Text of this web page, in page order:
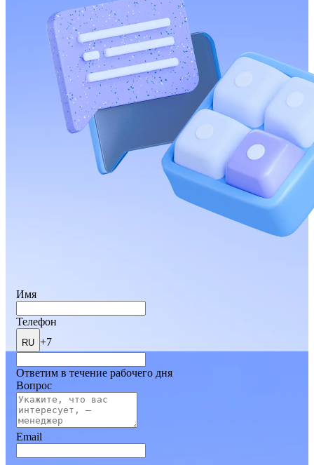
Имя
Телефон
RU +7
Ответим в течение рабочего дня
Вопрос
Email